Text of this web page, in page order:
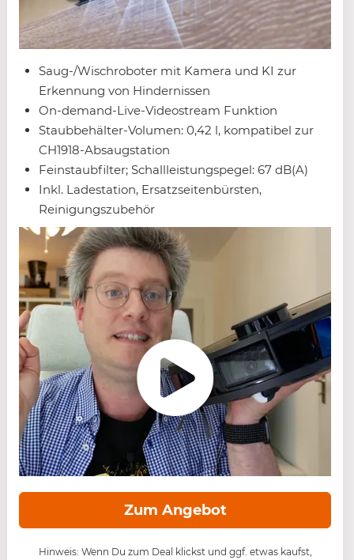
Saug-/Wischroboter mit Kamera und KI zur
Erkennung von Hindernissen
On-demand-Live-Videostream Funktion
Staubbehälter-Volumen: 0,42 l, kompatibel zur
CH1918-Absaugstation
Feinstaubfilter; Schallleistungspegel: 67 dB(A)
Inkl. Ladestation, Ersatzseitenbürsten,
Reinigungszubehör
Zum Angebot
Hinweis: Wenn Du zum Deal klickst und ggf. etwas kaufst,